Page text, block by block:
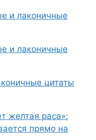
и лаконичные
и лаконичные
цитаты
желтая раса»:
прямо на